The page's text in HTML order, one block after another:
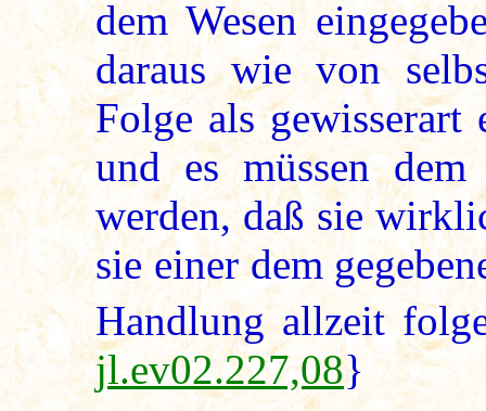
dem Wesen
daraus wie von
Folge als gewisserart
und es müssen
werden, daß sie
sie einer dem
Handlung allzeit
jl.ev02.227,08}